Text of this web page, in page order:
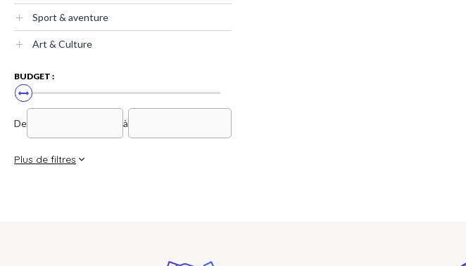
Sport & aventure
Art & Culture
BUDGET :
De à
Plus de filtres